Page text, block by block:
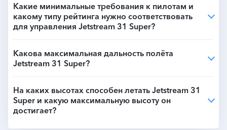
Какие минимальные требования к пилотам и
какому типу рейтинга нужно соответствовать
для управления Jetstream 31 Super?
Какова максимальная дальность полёта
Jetstream 31 Super?
На каких высотах способен летать Jetstream 31
Super и какую максимальную высоту он
достигает?